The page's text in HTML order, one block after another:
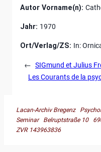
Autor Vorname(n):
Jahr: 1970
Ort/Verlag/ZS: In:
← SIGmund et Julius
Les Courants de la
Lacan-Archiv Bregenz
Seminar Belruptstraße 10
ZVR 143963836